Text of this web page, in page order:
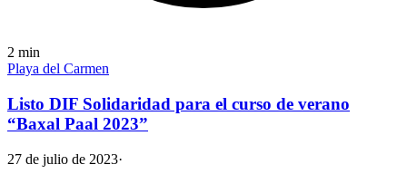
2 min
Playa del Carmen
Listo DIF Solidaridad para el curso de verano
“Baxal Paal 2023”
27 de julio de 2023·